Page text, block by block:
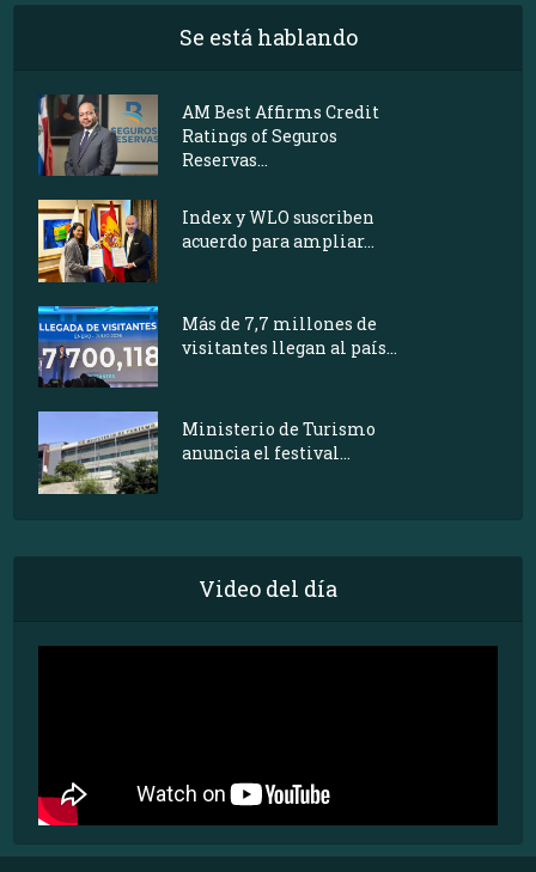
Se está hablando
AM Best Affirms Credit
Ratings of Seguros
Reservas...
Index y WLO suscriben
acuerdo para ampliar...
Más de 7,7 millones de
visitantes llegan al país...
Ministerio de Turismo
anuncia el festival...
Video del día